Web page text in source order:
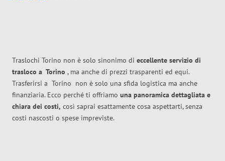
Traslochi Torino non è solo sinonimo di eccellente servizio di
trasloco a Torino , ma anche di prezzi trasparenti ed equi.
Trasferirsi a Torino non è solo una sfida logistica ma anche
finanziaria. Ecco perché ti offriamo una panoramica dettagliata e
chiara dei costi, così saprai esattamente cosa aspettarti, senza
costi nascosti o spese impreviste.